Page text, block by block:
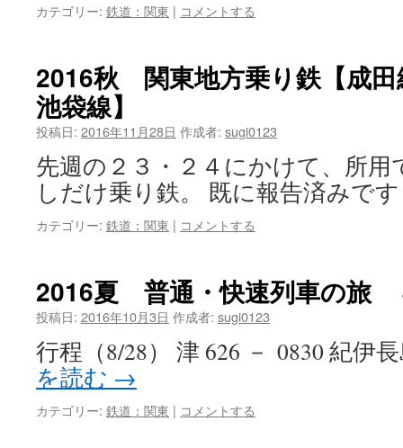
カテゴリー: 鉄道：関東 | コメントする
2016秋 関東地方乗り鉄【成田
池袋線】
投稿日: 2016年11月28日 作成者: sugi0123
先週の２３・２４にかけて、所用
しだけ乗り鉄。 既に報告済みで
カテゴリー: 鉄道：関東 | コメントする
2016夏 普通・快速列車の旅
投稿日: 2016年10月3日 作成者: sugi0123
行程（8/28） 津 626 － 0830 紀伊
を読む →
カテゴリー: 鉄道：関東 | コメントする